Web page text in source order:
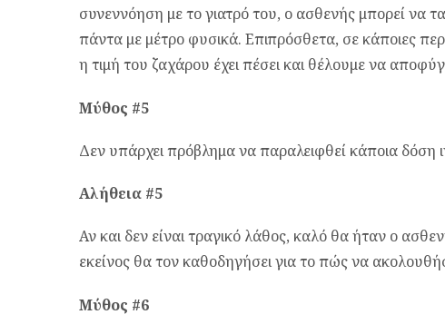
συνεννόηση με το γιατρό του, ο ασθενής μπορεί να
πάντα με μέτρο φυσικά. Επιπρόσθετα, σε κάποιες
η τιμή του ζαχάρου έχει πέσει και θέλουμε να
Μύθος #5
Δεν υπάρχει πρόβλημα να παραλειφθεί κάποια δόση
Αλήθεια #5
Αν και δεν είναι τραγικό λάθος, καλό θα ήταν ο
εκείνος θα τον καθοδηγήσει για το πώς να
Μύθος #6